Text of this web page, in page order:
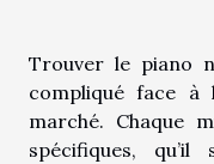
Trouver le piano
compliqué face
marché. Chaque
spécifiques,